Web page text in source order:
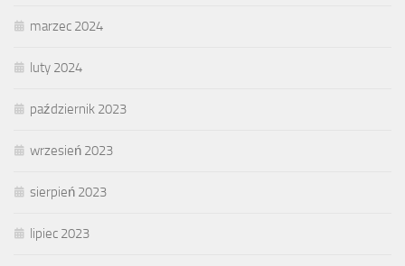
marzec 2024
luty 2024
październik 2023
wrzesień 2023
sierpień 2023
lipiec 2023